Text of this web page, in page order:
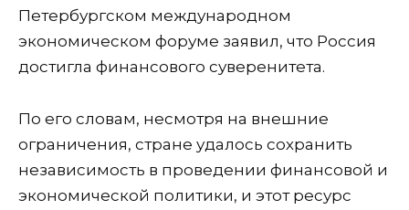
Петербургском международном
экономическом форуме заявил, что Россия
достигла финансового суверенитета.
По его словам, несмотря на внешние
ограничения, стране удалось сохранить
независимость в проведении финансовой и
экономической политики, и этот ресурс